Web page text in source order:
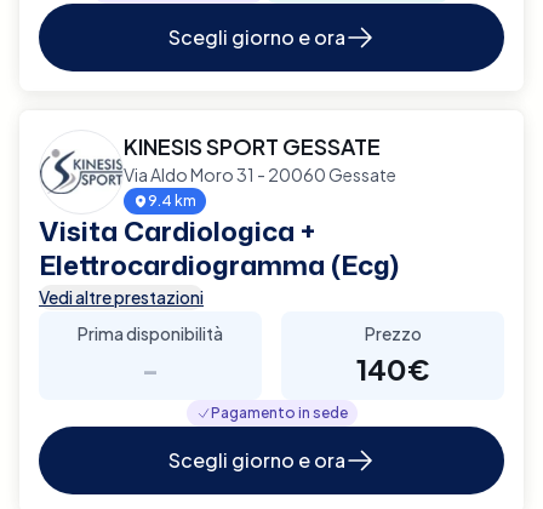
Scegli giorno e ora
KINESIS SPORT GESSATE
Via Aldo Moro 31 - 20060 Gessate
9.4 km
Visita Cardiologica +
Elettrocardiogramma (Ecg)
Vedi altre prestazioni
Prima disponibilità
-
Prezzo
140€
Pagamento in sede
Scegli giorno e ora